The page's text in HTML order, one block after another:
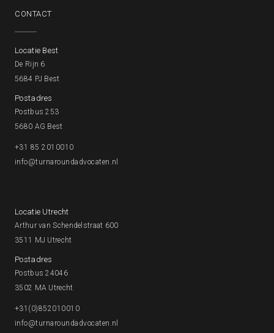
CONTACT
Locatie Best
De Rijn 6
5684 PJ Best
Postadres
Postbus 253
5680 AG Best
+31 85 2010010
info@turnaroundadvocaten.nl
Locatie Utrecht
Arthur van Schendelstraat 600
3511 MJ Utrecht
Postadres
Postbus 24046
3502 MA Utrecht
+31(0)852010010
info@turnaroundadvocaten.nl